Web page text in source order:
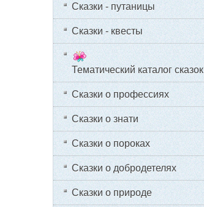
Сказки - путаницы
Сказки - квесты
Тематический каталог сказок
Сказки о профессиях
Сказки о знати
Сказки о пороках
Сказки о добродетелях
Сказки о природе